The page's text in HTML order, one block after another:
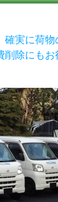
実に荷物
除にもお